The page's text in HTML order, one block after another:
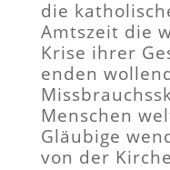
die
Amtszeit die
Krise ihrer
enden
Menschen
Gläubige
von der